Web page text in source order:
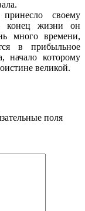
своему
конец жизни он
много времени,
в прибыльное
начало которому
великой.
поля